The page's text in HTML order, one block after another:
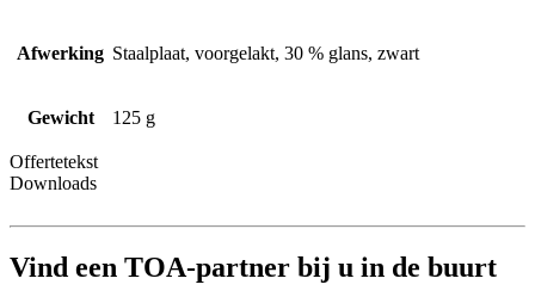
Afwerking Staalplaat, voorgelakt, 30 % glans, zwart
Gewicht 125 g
Offertetekst
Downloads
Vind een TOA-partner bij u in de buurt